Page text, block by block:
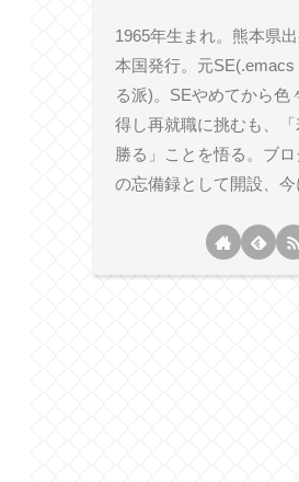
1965年生まれ。熊本県
本国発行。元SE(.emacs
る派)。SEやめてから色
得し再就職に挑むも、
勝る」ことを悟る。ブ
の忘備録として開設、今